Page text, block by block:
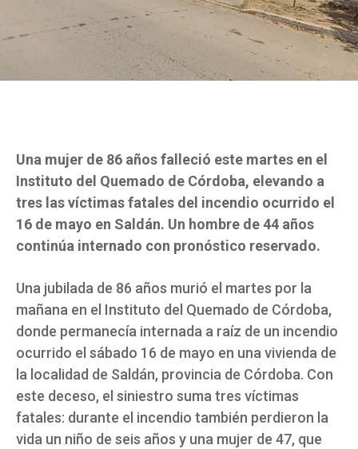
Una mujer de 86 años falleció este martes en el
Instituto del Quemado de Córdoba, elevando a
tres las víctimas fatales del incendio ocurrido el
16 de mayo en Saldán. Un hombre de 44 años
continúa internado con pronóstico reservado.
Una jubilada de 86 años murió el martes por la
mañana en el Instituto del Quemado de Córdoba,
donde permanecía internada a raíz de un incendio
ocurrido el sábado 16 de mayo en una vivienda de
la localidad de Saldán, provincia de Córdoba. Con
este deceso, el siniestro suma tres víctimas
fatales: durante el incendio también perdieron la
vida un niño de seis años y una mujer de 47, que